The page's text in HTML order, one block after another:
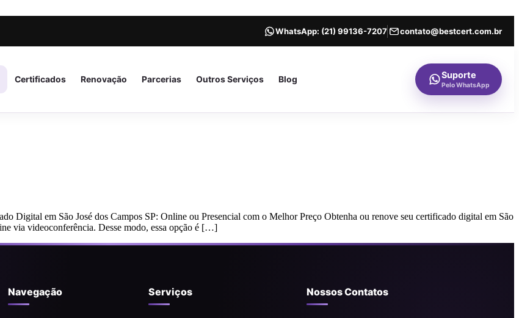
WhatsApp: (21) 99136-7207 contato@bestcert.com.br
Certificados Renovação Parcerias Outros Serviços Blog Suporte
Pelo WhatsApp
Digital em São José dos Campos SP: Online ou Presencial com o Melhor Preço Obtenha ou renove seu certificado digital em São
via videoconferência. Desse modo, essa opção é […]
Navegação Serviços Nossos Contatos